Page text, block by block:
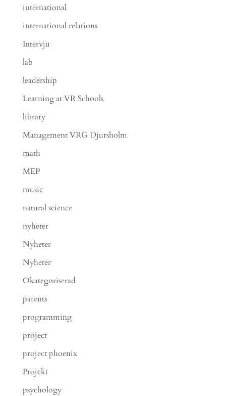
international
international relations
Intervju
lab
leadership
Learning at VR Schools
library
Management VRG Djursholm
math
MEP
music
natural science
nyheter
Nyheter
Nyheter
Okategoriserad
parents
programming
project
project phoenix
Projekt
psychology